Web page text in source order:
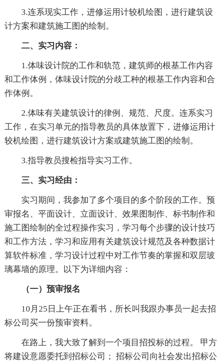
3.连系现实工作，进修运用计较机绘图，进行建筑设
计方案和建筑施工图的绘制。
二、实习内容：
1.体味设计院的工作和轨范，建筑师的根基工作内容
和工作体例，体味设计院的分歧工种的根基工作内容和合
作体例。
2.体味有关建筑设计的律例、规范、尺度。连系实习
工作，在实习单元的指导教员的具体放置下，进修运用计
较机绘图，进行建筑设计方案或建筑施工图的绘制。
3.指导教员搜检指导实习工作。
三、实习经由：
实习期间，我参加了多个项目的多个阶段的工作。预
审报名、平面设计、立面设计、效果图制作、标书制作和
施工图绘制的全过程操作实习，学习每个步骤的设计技巧
和工作方法，学习和应用有关建筑设计规范及各种数据计
算软件标准，学习设计过程中对工作节奏的掌握和双层玻
璃幕墙的原理。以下为详细内容：
（一）预审报名
10月25日上午正在看书，所长叫我跟办事员一起去招
标公司买一份预审资料。
在路上，我大致了解到一个项目招投标的过程。 甲方
将建设意愿委托到招标公司； 招标公司向社会发出招标公